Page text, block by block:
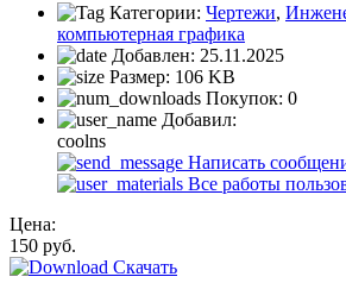
Категории: Чертежи,
компьютерная графика
Добавлен: 25.11.2025
Размер: 106 KB
Покупок: 0
Добавил:
coolns
Написать
Все работы
Цена:
150 руб.
Скачать